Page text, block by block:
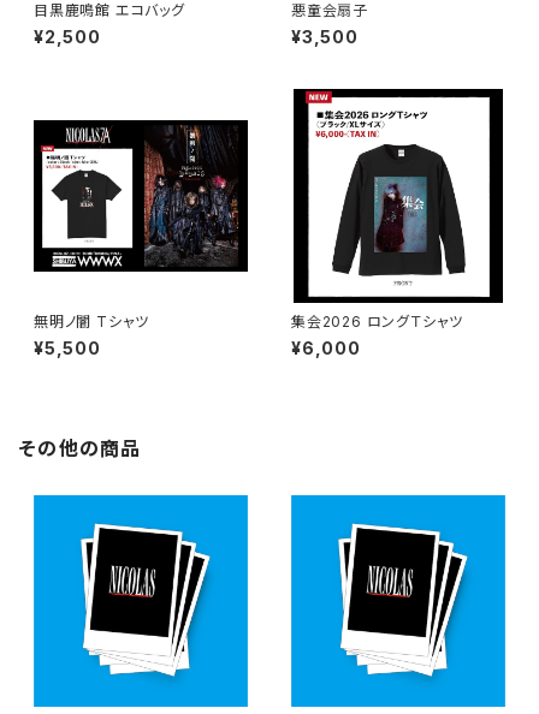
目黒鹿鳴館 エコバッグ
¥2,500
悪童会扇子
¥3,500
無明ノ闇 Tシャツ
¥5,500
集会2026 ロングＴシャツ
¥6,000
その他の商品